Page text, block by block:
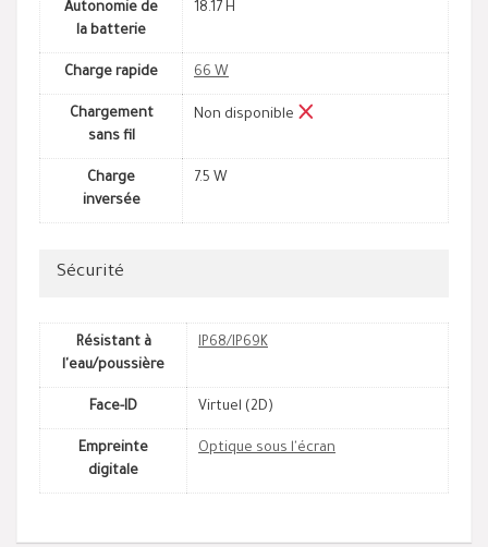
Autonomie de
la batterie
18.17 H
Charge rapide 66 W
Chargement
sans fil
Non disponible
Charge
inversée
7.5 W
Sécurité
Résistant à
l'eau/poussière
IP68/IP69K
Face-ID Virtuel (2D)
Empreinte
digitale
Optique sous l'écran